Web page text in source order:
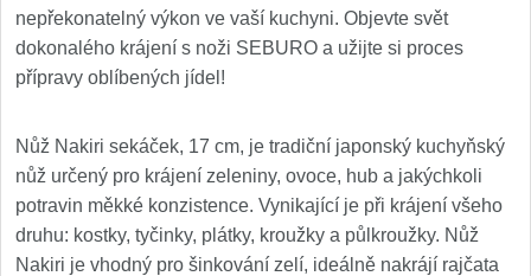
nepřekonatelný výkon ve vaší kuchyni. Objevte svět
dokonalého krájení s noži SEBURO a užijte si proces
přípravy oblíbených jídel!
Nůž Nakiri sekáček, 17 cm, je tradiční japonský kuchyňský
nůž určený pro krájení zeleniny, ovoce, hub a jakýchkoli
potravin měkké konzistence. Vynikající je při krájení všeho
druhu: kostky, tyčinky, plátky, kroužky a půlkroužky. Nůž
Nakiri je vhodný pro šinkování zelí, ideálně nakrájí rajčata